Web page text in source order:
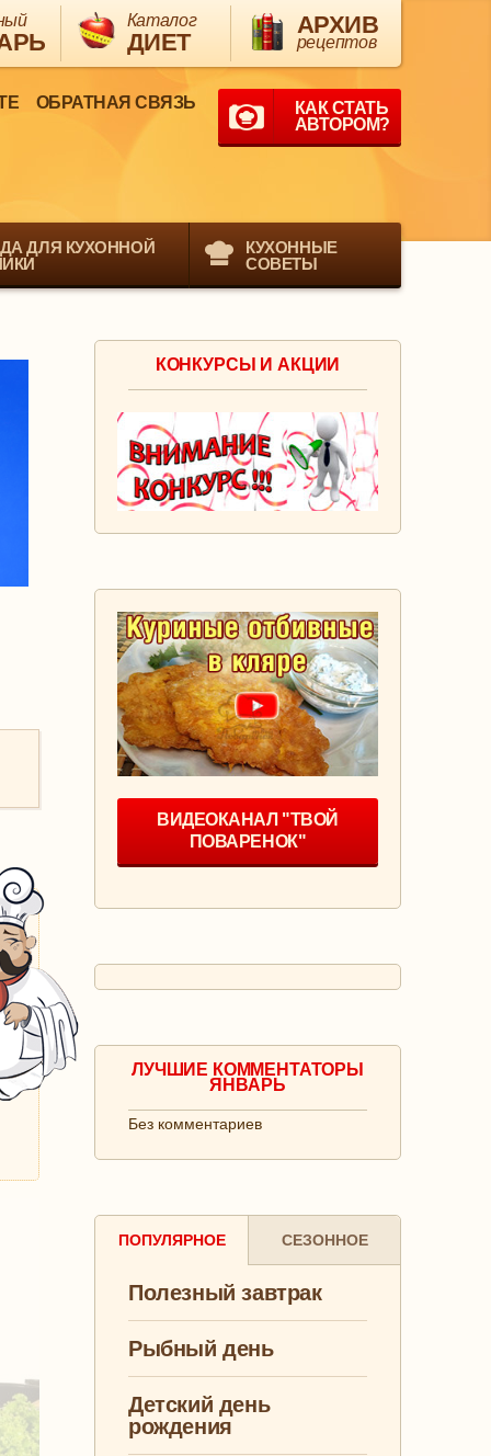
Каталог
ДИЕТ
АРХИВ
рецептов
КАК СТАТЬ
АВТОРОМ?
ОБРАТНАЯ СВЯЗЬ
КУХОННЫЕ
СОВЕТЫ
ДЛЯ КУХОННОЙ
КОНКУРСЫ И АКЦИИ
ВИДЕОКАНАЛ "ТВОЙ
ПОВАРЕНОК"
ЛУЧШИЕ КОММЕНТАТОРЫ
ЯНВАРЬ
Без комментариев
ПОПУЛЯРНОЕ СЕЗОННОЕ
Полезный завтрак
Рыбный день
Детский день
рождения